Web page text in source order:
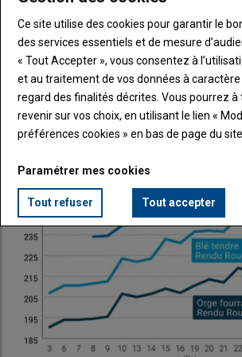
français vers l’étranger, qui représente 210
manutentionnées.
Multiplication des
l’exportation
En termes d’exportations, Nord céréales a
clientèle en 2025-2026 pour s’adapter à un
campagne de promotion de l’origine Nord
qualitative avec de bonnes teneurs en
poids spécifiques (PS) en blé tendre
Des exportations vers la
de 80 % à moins de 1 % en
« Durant la campagne 2023-2024, 80 % du
LES PLUS LUS
Ce site utilise des cookies pour garantir le
des services essentiels et de mesure
« Tout Accepter », vous consentez à
et au traitement de vos données à
regard des finalités décrites. Vous pourrez
revenir sur vos choix, en utilisant le lien «
préférences cookies » en bas de page du site.
Paramétrer mes cookies
Tout refuser Tout accepter